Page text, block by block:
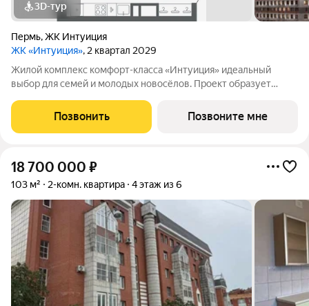
3D-тур
Пермь,ЖК Интуиция
ЖК «Интуиция», 2 квартал 2029
Жилой комплекс комфорт-класса «Интуиция» идеальный
выбор для семей и молодых новосёлов. Проект образует
-Космонавта Беляева - Одоевского. Новый жилой комплекс
гармонично вписан в сложившуюся
Позвонить Позвоните мне
18 700 000 ₽
103 м² 2-комн. квартира 4 этаж из 6